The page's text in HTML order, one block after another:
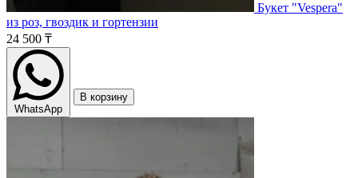
Букет "Vespera"
из роз, гвоздик и гортензии
24 500 ₸
WhatsApp
В корзину